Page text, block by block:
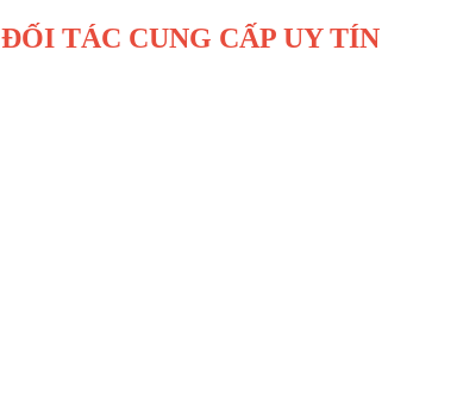
ĐỐI TÁC CUNG CẤP UY TÍN